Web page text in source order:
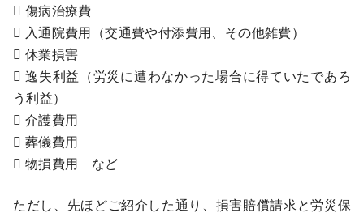
 傷病治療費
 入通院費用（交通費や付添費用、その他雑費）
 休業損害
 逸失利益（労災に遭わなかった場合に得ていたであろ
う利益）
 介護費用
 葬儀費用
 物損費用 など
ただし、先ほどご紹介した通り、損害賠償請求と労災保